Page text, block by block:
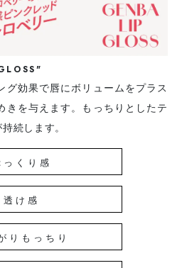
グ効果で唇にボリュームをプラス
きを与えます。もっちりとしたテ
続します。
っくり感
透け感
りもっちり